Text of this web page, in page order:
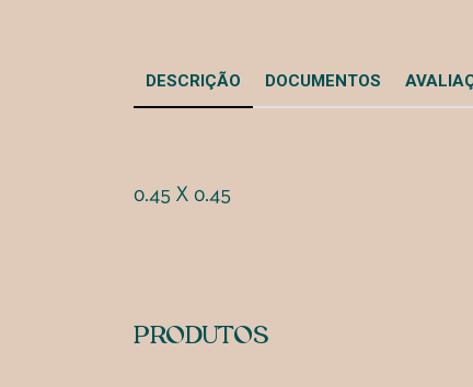
DESCRIÇÃO DOCUMENTOS
0.45 X 0.45
PRODUTOS